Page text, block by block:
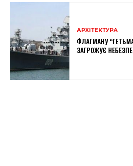
АРХІТЕКТУРА
ФЛАГМАНУ
ЗАГРОЖУЄ